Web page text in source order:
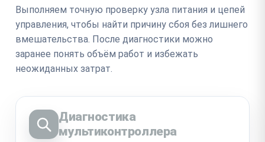
Выполняем точную проверку узла питания и цепей
управления, чтобы найти причину сбоя без лишнего
вмешательства. После диагностики можно
заранее понять объём работ и избежать
неожиданных затрат.
Диагностика
мультиконтроллера